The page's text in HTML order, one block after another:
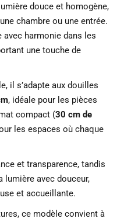
douce et homogène,
chambre ou une entrée.
avec harmonie dans les
une touche de
il s’adapte aux douilles
, idéale pour les pièces
compact (30 cm de
les espaces où chaque
et transparence, tandis
lumière avec douceur,
et accueillante.
ce modèle convient à